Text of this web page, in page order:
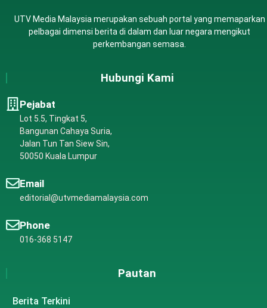
UTV Media Malaysia merupakan sebuah portal yang memaparkan
pelbagai dimensi berita di dalam dan luar negara mengikut
perkembangan semasa.
Hubungi Kami
Pejabat
Lot 5.5, Tingkat 5,
Bangunan Cahaya Suria,
Jalan Tun Tan Siew Sin,
50050 Kuala Lumpur
Email
editorial@utvmediamalaysia.com
Phone
016-368 5147
Pautan
Berita Terkini